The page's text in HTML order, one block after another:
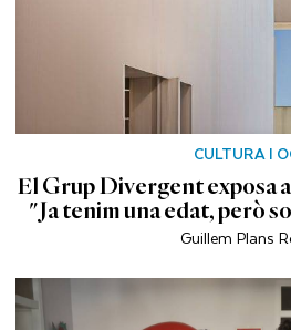
CULTURA I
El Grup Divergent exposa
"Ja tenim una edat, però
Guillem Plans